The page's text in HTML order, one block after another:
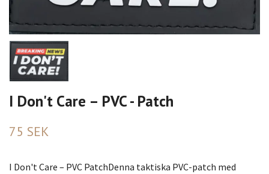
I Don't Care – PVC - Patch
75 SEK
I Don't Care – PVC PatchDenna taktiska PVC-patch med